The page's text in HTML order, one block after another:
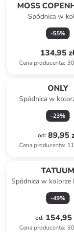
MOSS
Spódnica w
-55%
134,95
Cena producenta:
ONLY
Spódnica w
-23%
od: 89,95
Cena producenta:
TATUUM
Spódnica w kolorze
kremowym
-49%
od: 154,95
Cena producenta: